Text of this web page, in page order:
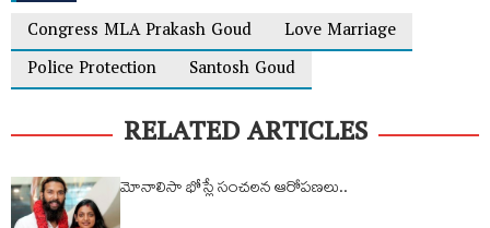
Congress MLA Prakash Goud
Love Marriage
Police Protection
Santosh Goud
RELATED ARTICLES
మోనాలిసా భోస్లే సంచలన ఆరోప‌ణ‌లు..